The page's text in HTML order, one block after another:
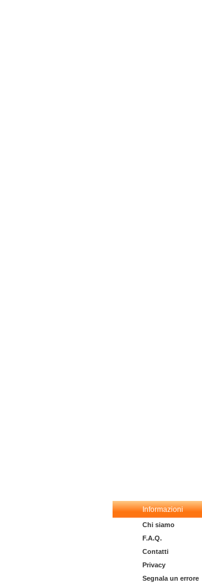
Informazioni
Chi siamo
F.A.Q.
Contatti
Privacy
Segnala un errore